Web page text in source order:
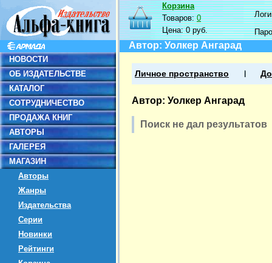
НОВОСТИ
ОБ ИЗДАТЕЛЬСТВЕ
КАТАЛОГ
СОТРУДНИЧЕСТВО
ПРОДАЖА КНИГ
АВТОРЫ
ГАЛЕРЕЯ
МАГАЗИН
Авторы
Жанры
Издательства
Серии
Новинки
Рейтинги
Корзина
Товаров:0
Цена:0 руб.
Автор: Уолкер Ангарад
Личное пространство
Автор: Уолкер Ангарад
Поиск не дал результатов